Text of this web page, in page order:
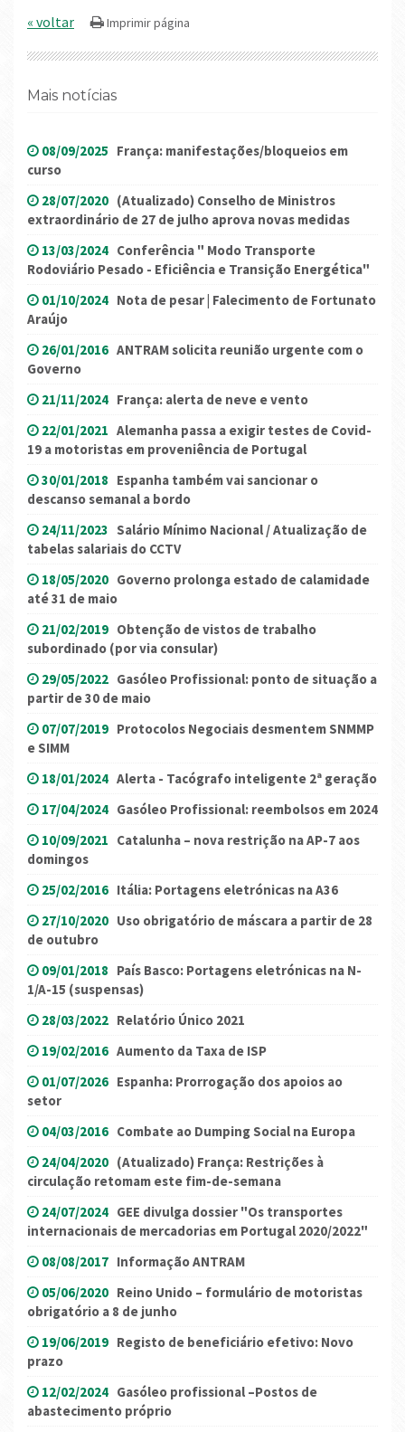
« voltar
Mais notícias
08/09/2025 França: manifestações/bloqueios em
curso
28/07/2020 (Atualizado) Conselho de Ministros
extraordinário de 27 de julho aprova novas medidas
13/03/2024 Conferência " Modo Transporte
Rodoviário Pesado - Eficiência e Transição Energética"
01/10/2024 Nota de pesar | Falecimento de Fortunato
Araújo
26/01/2016 ANTRAM solicita reunião urgente com o
Governo
21/11/2024 França: alerta de neve e vento
22/01/2021 Alemanha passa a exigir testes de Covid-
19 a motoristas em proveniência de Portugal
30/01/2018 Espanha também vai sancionar o
descanso semanal a bordo
24/11/2023 Salário Mínimo Nacional / Atualização de
tabelas salariais do CCTV
18/05/2020 Governo prolonga estado de calamidade
até 31 de maio
21/02/2019 Obtenção de vistos de trabalho
subordinado (por via consular)
29/05/2022 Gasóleo Profissional: ponto de situação a
partir de 30 de maio
07/07/2019 Protocolos Negociais desmentem SNMMP
e SIMM
18/01/2024 Alerta - Tacógrafo inteligente 2ª geração
17/04/2024 Gasóleo Profissional: reembolsos em 2024
10/09/2021 Catalunha – nova restrição na AP-7 aos
domingos
25/02/2016 Itália: Portagens eletrónicas na A36
27/10/2020 Uso obrigatório de máscara a partir de 28
de outubro
09/01/2018 País Basco: Portagens eletrónicas na N-
1/A-15 (suspensas)
28/03/2022 Relatório Único 2021
19/02/2016 Aumento da Taxa de ISP
01/07/2026 Espanha: Prorrogação dos apoios ao
setor
04/03/2016 Combate ao Dumping Social na Europa
24/04/2020 (Atualizado) França: Restrições à
circulação retomam este fim-de-semana
24/07/2024 GEE divulga dossier "Os transportes
internacionais de mercadorias em Portugal 2020/2022"
08/08/2017 Informação ANTRAM
05/06/2020 Reino Unido – formulário de motoristas
obrigatório a 8 de junho
19/06/2019 Registo de beneficiário efetivo: Novo
prazo
12/02/2024 Gasóleo profissional –Postos de
abastecimento próprio